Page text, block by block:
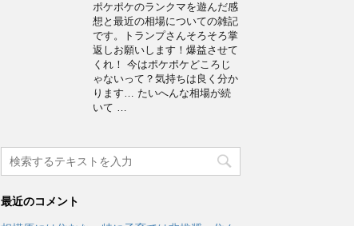
ポケポケのランクマを遊んだ感
想と最近の相場についての雑記
です。トランプさんそろそろ掌
返しお願いします！爆益させて
くれ！ 今はポケポケどころじ
ゃないって？気持ちは良く分か
ります… たいへんな相場が続
いて …
最近のコメント